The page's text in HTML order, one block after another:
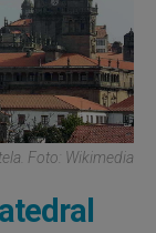
Foto: Wikimedia